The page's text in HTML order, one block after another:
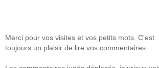
Merci pour vos visites et vos petits mots. C'est
toujours un plaisir de lire vos commentaires.